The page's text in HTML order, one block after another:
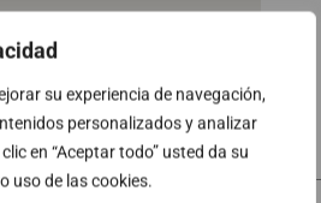
su experiencia de navegación,
personalizados y analizar
en “Aceptar todo” usted da su
uso de las cookies.